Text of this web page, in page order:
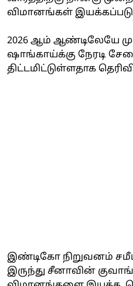
விமானங்கள்
2026 ஆம் ஆண்டிலேயே
ஷாங்காய்க்கு நேரடி
திட்டமிட்டுள்ளதாக
இண்டிகோ நிறுவனம்
இருந்து சீனாவின்